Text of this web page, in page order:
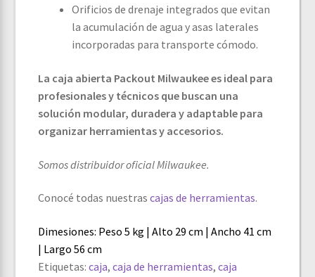
Orificios de drenaje integrados que evitan
la acumulación de agua y asas laterales
incorporadas para transporte cómodo.
La caja abierta Packout Milwaukee es ideal para
profesionales y técnicos que buscan una
solución modular, duradera y adaptable para
organizar herramientas y accesorios.
Somos distribuidor oficial Milwaukee.
Conocé todas nuestrascajas de herramientas.
Dimesiones: Peso 5 kg | Alto 29 cm | Ancho 41 cm
| Largo 56 cm
Etiquetas:caja,caja de herramientas,caja